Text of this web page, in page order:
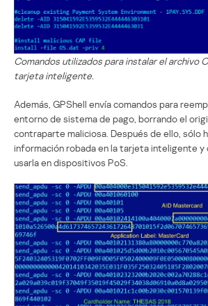
Comandos utilizados para instalar el archivo
tarjeta inteligente.
Además, GPShell envía comandos para
entorno de sistema de pago, borrando el
contraparte maliciosa. Después de ello, sólo
información robada en la tarjeta inteligente y
usarla en dispositivos PoS.